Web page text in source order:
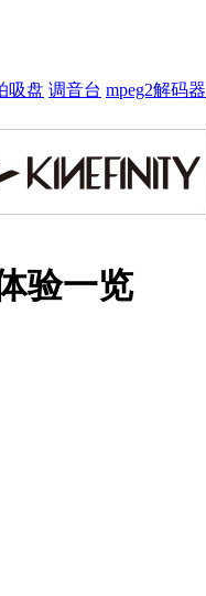
吸盘 调音台 mpeg2解码器
验一览